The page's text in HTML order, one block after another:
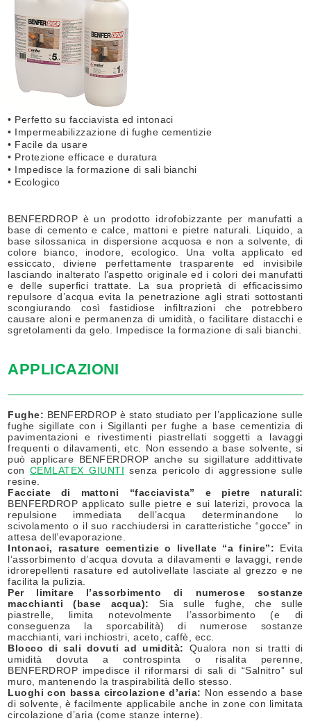
• Perfetto su facciavista ed intonaci
• Impermeabilizzazione di fughe cementizie
• Facile da usare
• Protezione efficace e duratura
• Impedisce la formazione di sali bianchi
• Ecologico
BENFERDROP è un prodotto idrofobizzante per manufatti a
base di cemento e calce, mattoni e pietre naturali. Liquido, a
base silossanica in dispersione acquosa e non a solvente, di
colore bianco, inodore, ecologico. Una volta applicato ed
essiccato, diviene perfettamente trasparente ed invisibile
lasciando inalterato l’aspetto originale ed i colori dei manufatti
e delle superfici trattate. La sua proprietà di efficacissimo
repulsore d’acqua evita la penetrazione agli strati sottostanti
scongiurando così fastidiose infiltrazioni che potrebbero
causare aloni e permanenza di umidità, o facilitare distacchi e
sgretolamenti da gelo. Impedisce la formazione di sali bianchi.
APPLICAZIONI
Fughe: BENFERDROP è stato studiato per l’applicazione sulle
fughe sigillate con i Sigillanti per fughe a base cementizia di
pavimentazioni e rivestimenti piastrellati soggetti a lavaggi
frequenti o dilavamenti, etc. Non essendo a base solvente, si
può applicare BENFERDROP anche su sigillature addittivate
conCEMLATEX GIUNTI senza pericolo di aggressione sulle
resine.
Facciate di mattoni “facciavista” e pietre naturali:
BENFERDROP applicato sulle pietre e sui laterizi, provoca la
repulsione immediata dell’acqua determinandone lo
scivolamento o il suo racchiudersi in caratteristiche “gocce” in
attesa dell’evaporazione.
Intonaci, rasature cementizie o livellate “a finire”: Evita
l’assorbimento d’acqua dovuta a dilavamenti e lavaggi, rende
idrorepellenti rasature ed autolivellate lasciate al grezzo e ne
facilita la pulizia.
Per limitare l’assorbimento di numerose sostanze
macchianti (base acqua):
Sia sulle fughe, che sulle
piastrelle, limita notevolmente l’assorbimento (e di
conseguenza la sporcabilità) di numerose sostanze
macchianti, vari inchiostri, aceto, caffè, ecc.
Blocco di sali dovuti ad umidità:
Qualora non si tratti di
umidità dovuta a controspinta o risalita perenne,
BENFERDROP impedisce il riformarsi di sali di “Salnitro” sul
muro, mantenendo la traspirabilità dello stesso.
Luoghi con bassa circolazione d’aria: Non essendo a base
di solvente, è facilmente applicabile anche in zone con limitata
circolazione d’aria (come stanze interne).